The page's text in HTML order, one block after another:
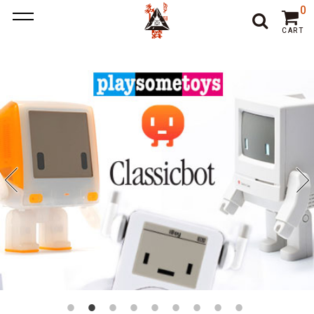
ポーカー アプリ おすすめ
ポー
カーアプリ おすすめ
オンラインポーカー
CART
0